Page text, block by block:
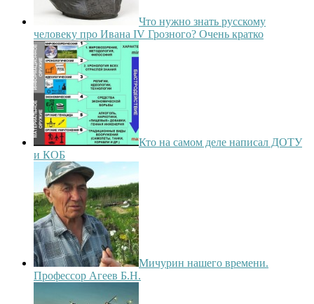
Что нужно знать русскому
человеку про Ивана IV Грозного? Очень кратко
Кто на самом деле написал ДОТУ
и КОБ
Мичурин нашего времени.
Профессор Агеев Б.Н.